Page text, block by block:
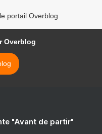
portail Overblog
Overblog
"Avant de partir"